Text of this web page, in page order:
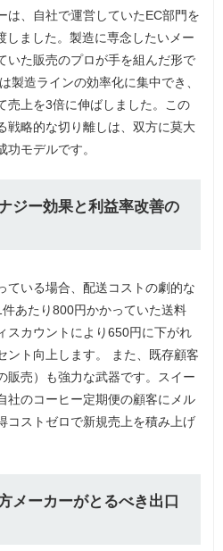
は、自社で運営していたEC部門を
しました。製造に専念したいメー
いた販売のプロが手を組んだ形で
製造ラインの効率化に集中でき、
売上を3倍に伸ばしました。この
戦略的な切り離しは、双方に莫大
モデルです。
ジー効果と利益率改善の
ている場合、配送コストの劇的な
あたり800円かかっていた送料
スカウントにより650円に下がれ
ント向上します。 また、既存顧客
販売）も強力な武器です。スイー
社のコーヒー定期便の顧客にメル
コストゼロで新規売上を積み上げ
メーカーがとるべき出口